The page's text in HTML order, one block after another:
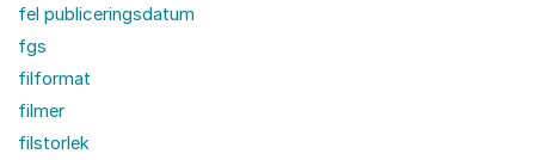
fel publiceringsdatum
fgs
filformat
filmer
filstorlek